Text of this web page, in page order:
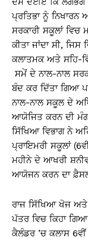
ਪ੍ਰਤਿਭਾ ਨੂੰ
ਸਰਕਾਰੀ ਸਕੂਲਾਂ
ਕੀਤਾ ਜਾਂਦਾ ਸੀ,
ਕਲਾਤਮਕ ਅਤੇ ਸਹਿ-
ਸਮੇਂ ਦੇ ਨਾਲ-ਨਾਲ
ਬੰਦ ਕਰ ਦਿੱਤਾ ਗਿਆ
ਨਾਲ-ਨਾਲ ਸਕੂਲ ਦੇ
ਆਯੋਜਿਤ ਕਰਨ ਦੀ ਮੰਗ
ਸਿੱਖਿਆ ਵਿਭਾਗ ਨੇ
ਪ੍ਰਾਇਮਰੀ ਸਕੂਲਾਂ
ਮਹੀਨੇ ਦੇ ਆਖਰੀ
ਆਯੋਜਨ ਕਰਨ ਦਾ
ਰਾਜ ਸਿੱਖਿਆ ਖੋਜ
ਪੱਤਰ ਵਿਚ ਕਿਹਾ
ਕੈਲੰਡਰ ’ਚ ਕਲਾਸ